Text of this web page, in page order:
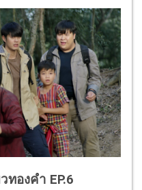
ทองคำ EP.6